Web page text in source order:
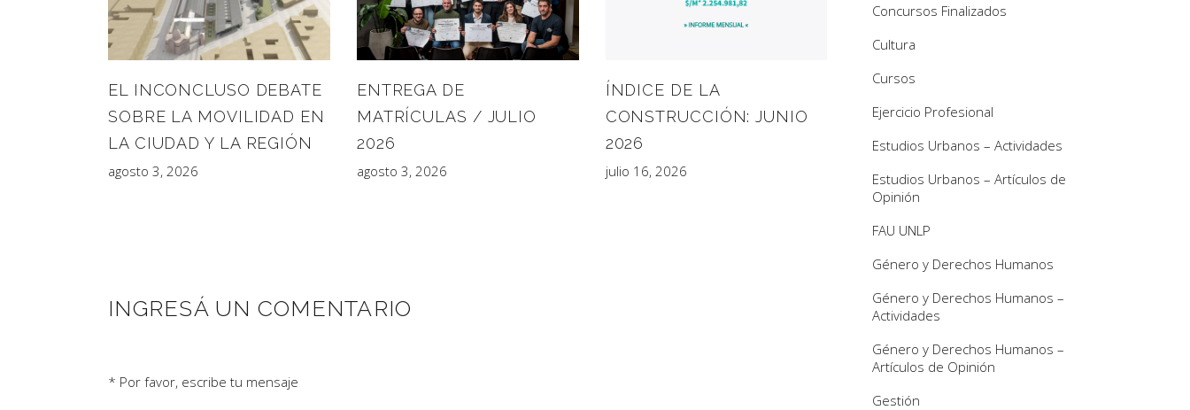
EL INCONCLUSO DEBATE
SOBRE LA MOVILIDAD EN
LA CIUDAD Y LA REGIÓN
agosto 3, 2026
ENTREGA DE
MATRÍCULAS / JULIO
2026
agosto 3, 2026
ÍNDICE DE LA
CONSTRUCCIÓN: JUNIO
2026
julio 16, 2026
INGRESÁ UN COMENTARIO
Concursos Finalizados
Cultura
Cursos
Ejercicio Profesional
Estudios Urbanos – Actividades
Estudios Urbanos – Artículos de
Opinión
FAU UNLP
Género y Derechos Humanos
Género y Derechos Humanos –
Actividades
Género y Derechos Humanos –
Artículos de Opinión
Gestión